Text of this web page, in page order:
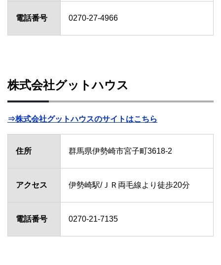
電話番号 0270-27-4966
株式会社グットハウス
⇒株式会社グットハウスのサイトはこちら
住所 群馬県伊勢崎市宮子町3618-2
アクセス 伊勢崎駅/ＪＲ両毛線より徒歩20分
電話番号 0270-21-7135